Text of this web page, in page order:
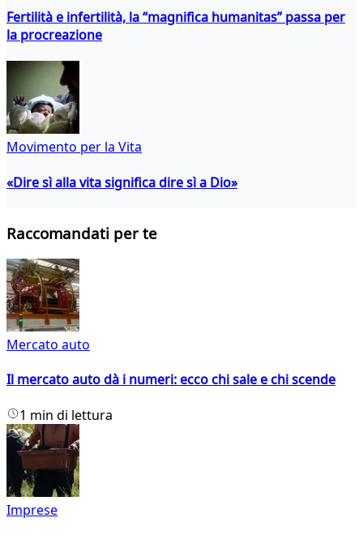
Fertilità e infertilità, la “magnifica humanitas” passa per
la procreazione
Movimento per la Vita
«Dire sì alla vita significa dire sì a Dio»
Raccomandati per te
Mercato auto
Il mercato auto dà i numeri: ecco chi sale e chi scende
1 min di lettura
Imprese